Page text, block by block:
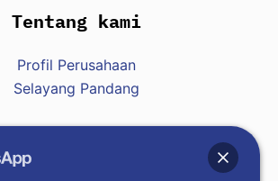
Tentang kami
Profil Perusahaan
Selayang Pandang